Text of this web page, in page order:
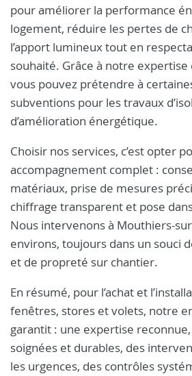
pour améliorer la performance
logement, réduire les pertes de
l’apport lumineux tout en
souhaité. Grâce à notre expertise
vous pouvez prétendre à
subventions pour les travaux
d’amélioration énergétique.
Choisir nos services, c’est opter
accompagnement complet :
matériaux, prise de mesures
chiffrage transparent et pose
Nous intervenons à Mouthiers-
environs, toujours dans un souci
et de propreté sur chantier.
En résumé, pour l’achat et
fenêtres, stores et volets, notre
garantit : une expertise
soignées et durables, des
les urgences, des contrôles